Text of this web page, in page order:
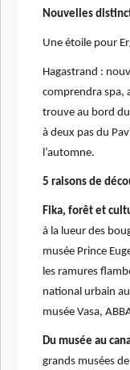
Nouvelles
Une étoile pour
Hagastrand :
comprendra spa,
trouve au bord du
à deux pas du
l’automne.
5 raisons de
Fika, forêt et
à la lueur des
musée Prince
les ramures
national urbain
musée Vasa,
Du musée au
grands musées